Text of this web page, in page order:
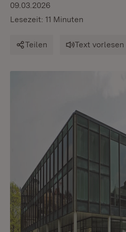
09.03.2026
Lesezeit: 11 Minuten
Teilen Text vorlesen